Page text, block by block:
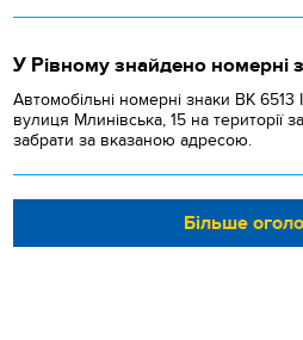
У Рівному знайдено номерні
Автомобільні номерні знаки BK
вулиця Млинівська, 15 на території
забрати за вказаною адресою.
Більше